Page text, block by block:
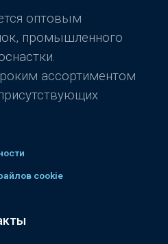
оптовым
промышленного
ассортиментом
cookie